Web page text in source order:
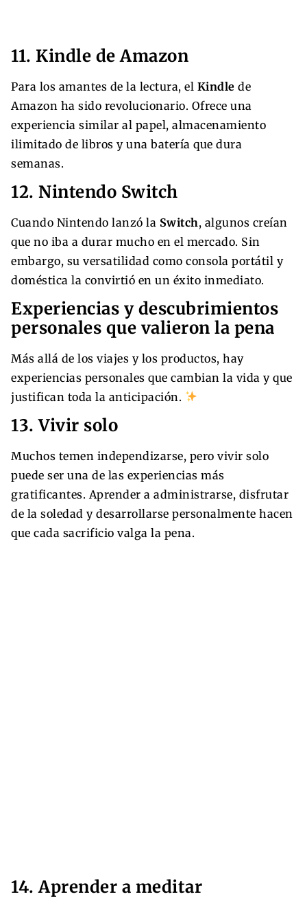
11. Kindle de Amazon
Para los amantes de la lectura, el Kindle de
Amazon ha sido revolucionario. Ofrece una
experiencia similar al papel, almacenamiento
ilimitado de libros y una batería que dura
semanas.
12. Nintendo Switch
Cuando Nintendo lanzó la Switch, algunos creían
que no iba a durar mucho en el mercado. Sin
embargo, su versatilidad como consola portátil y
doméstica la convirtió en un éxito inmediato.
Experiencias y descubrimientos
personales que valieron la pena
Más allá de los viajes y los productos, hay
experiencias personales que cambian la vida y que
justifican toda la anticipación.
13. Vivir solo
Muchos temen independizarse, pero vivir solo
puede ser una de las experiencias más
gratificantes. Aprender a administrarse, disfrutar
de la soledad y desarrollarse personalmente hacen
que cada sacrificio valga la pena.
14. Aprender a meditar